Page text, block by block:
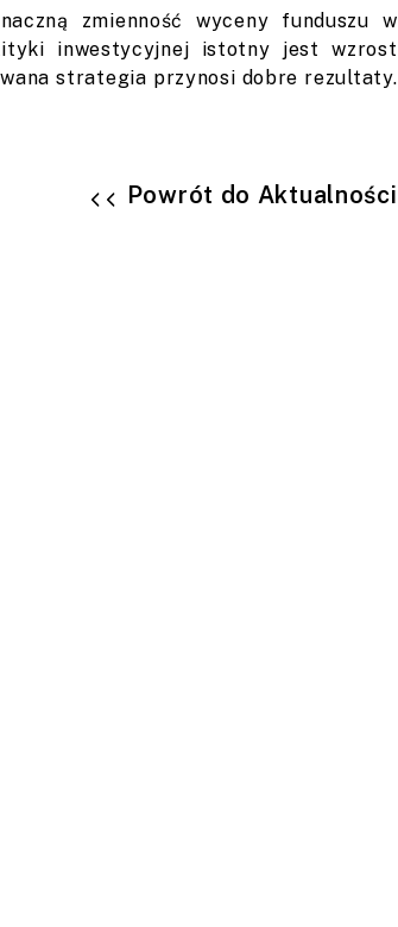
zmienność wyceny funduszu w
inwestycyjnej istotny jest wzrost
strategia przynosi dobre rezultaty.
Powrót do Aktualności